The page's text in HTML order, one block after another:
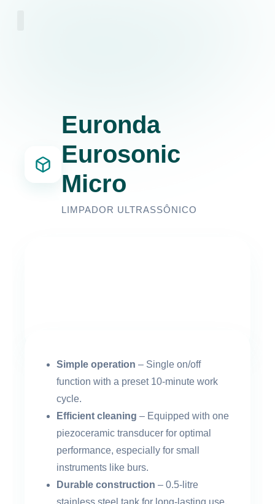
Euronda
Eurosonic
Micro
LIMPADOR ULTRASSÔNICO
Simple operation – Single on/off
function with a preset 10-minute work
cycle.
Efficient cleaning – Equipped with one
piezoceramic transducer for optimal
performance, especially for small
instruments like burs.
Durable construction – 0.5-litre
stainless steel tank for long-lasting use.